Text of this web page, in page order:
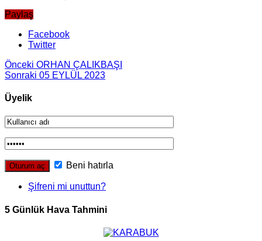
Paylaş
Facebook
Twitter
Önceki ORHAN ÇALIKBAŞI
Sonraki 05 EYLÜL 2023
Üyelik
Beni hatırla
Şifreni mi unuttun?
5 Günlük Hava Tahmini